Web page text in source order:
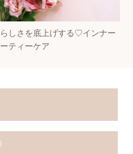
しさを底上げする♡インナー
ティーケア